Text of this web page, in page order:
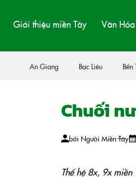
Giới thiệu miền Tây Văn Hóa
An Giang Bạc Liêu Bến
Chuối
bởi Người Miền Tây
Thế hệ 8x, 9x